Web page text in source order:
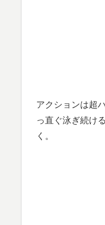
アクションは超
っ直ぐ泳ぎ続け
く。